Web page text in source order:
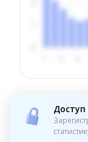
Доступ